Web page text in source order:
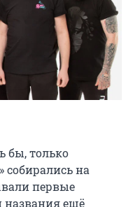
бы, только
собирались на
первые
названия ещё